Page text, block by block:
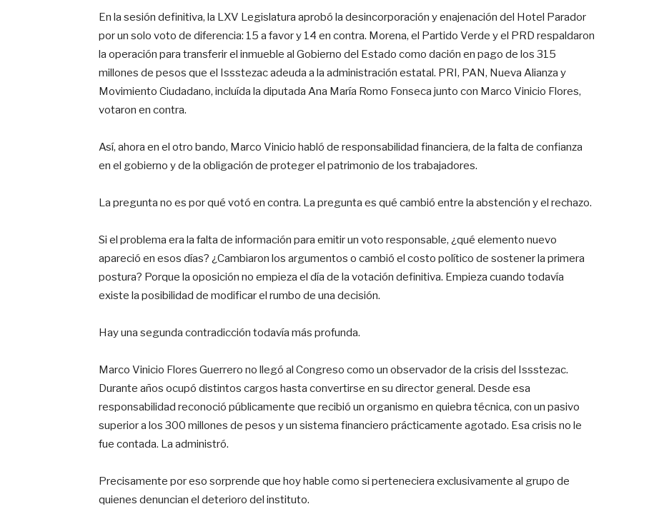
En la sesión definitiva, la LXV Legislatura aprobó la desincorporación y enajenación del Hotel Parador
por un solo voto de diferencia: 15 a favor y 14 en contra. Morena, el Partido Verde y el PRD respaldaron
la operación para transferir el inmueble al Gobierno del Estado como dación en pago de los 315
millones de pesos que el Issstezac adeuda a la administración estatal. PRI, PAN, Nueva Alianza y
Movimiento Ciudadano, incluída la diputada Ana María Romo Fonseca junto con Marco Vinicio Flores,
votaron en contra.
Así, ahora en el otro bando, Marco Vinicio habló de responsabilidad financiera, de la falta de confianza
en el gobierno y de la obligación de proteger el patrimonio de los trabajadores.
La pregunta no es por qué votó en contra. La pregunta es qué cambió entre la abstención y el rechazo.
Si el problema era la falta de información para emitir un voto responsable, ¿qué elemento nuevo
apareció en esos días? ¿Cambiaron los argumentos o cambió el costo político de sostener la primera
postura? Porque la oposición no empieza el día de la votación definitiva. Empieza cuando todavía
existe la posibilidad de modificar el rumbo de una decisión.
Hay una segunda contradicción todavía más profunda.
Marco Vinicio Flores Guerrero no llegó al Congreso como un observador de la crisis del Issstezac.
Durante años ocupó distintos cargos hasta convertirse en su director general. Desde esa
responsabilidad reconoció públicamente que recibió un organismo en quiebra técnica, con un pasivo
superior a los 300 millones de pesos y un sistema financiero prácticamente agotado. Esa crisis no le
fue contada. La administró.
Precisamente por eso sorprende que hoy hable como si perteneciera exclusivamente al grupo de
quienes denuncian el deterioro del instituto.